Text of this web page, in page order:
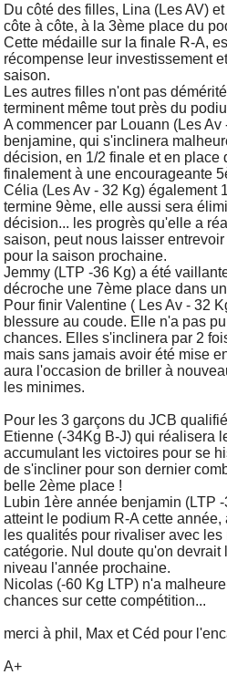
Du côté des filles, Lina (Les AV)
côte à côte, à la 3ème place du
Cette médaille sur la finale R-A,
récompense leur investissement
saison.
Les autres filles n'ont pas
terminent même tout près du
A commencer par Louann (Les
benjamine, qui s'inclinera
décision, en 1/2 finale et en place
finalement à une encourageante
Célia (Les Av - 32 Kg) également
termine 9ème, elle aussi sera
décision... les progrès qu'elle a
saison, peut nous laisser
pour la saison prochaine.
Jemmy (LTP -36 Kg) a été
décroche une 7ème place dans
Pour finir Valentine ( Les Av - 32
blessure au coude. Elle n'a pas
chances. Elles s'inclinera par 2
mais sans jamais avoir été mise
aura l'occasion de briller à
les minimes.
Pour les 3 garçons du JCB
Etienne (-34Kg B-J) qui réalisera
accumulant les victoires pour se
de s'incliner pour son dernier
belle 2ème place !
Lubin 1ère année benjamin (LTP
atteint le podium R-A cette
les qualités pour rivaliser avec
catégorie. Nul doute qu'on devrait
niveau l'année prochaine.
Nicolas (-60 Kg LTP) n'a
chances sur cette compétition...
merci à phil, Max et Céd pour
A+